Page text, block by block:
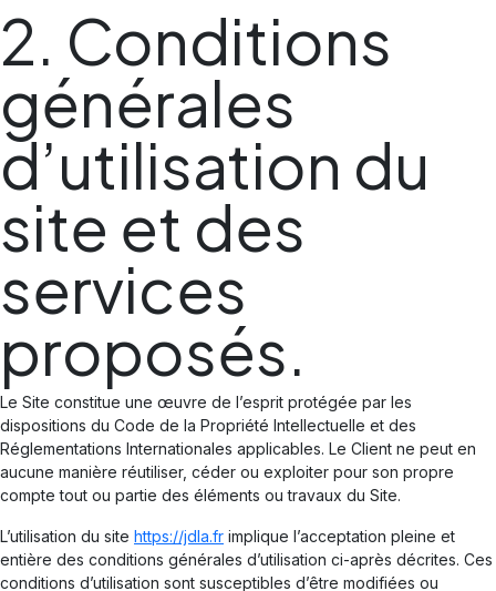
2. Conditions
générales
d’utilisation du
site et des
services
proposés.
Le Site constitue une œuvre de l’esprit protégée par les
dispositions du Code de la Propriété Intellectuelle et des
Réglementations Internationales applicables. Le Client ne peut en
aucune manière réutiliser, céder ou exploiter pour son propre
compte tout ou partie des éléments ou travaux du Site.
L’utilisation du site https://jdla.fr implique l’acceptation pleine et
entière des conditions générales d’utilisation ci-après décrites. Ces
conditions d’utilisation sont susceptibles d’être modifiées ou